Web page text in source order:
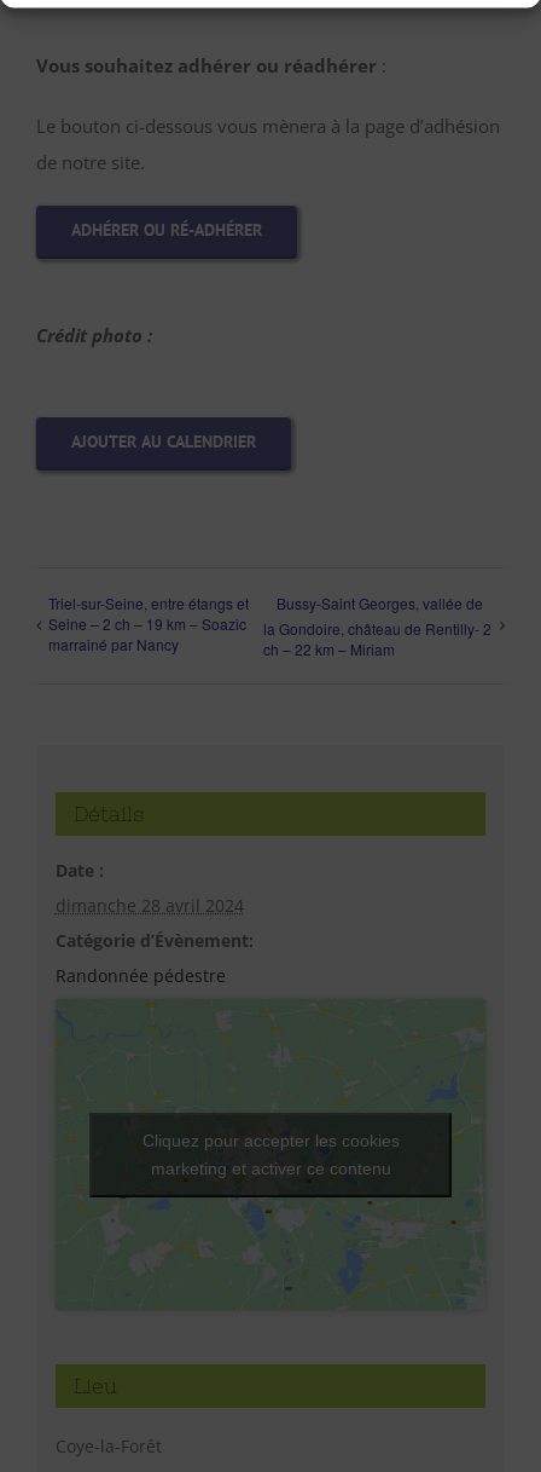
Vous souhaitez adhérer ou réadhérer :
Le bouton ci-dessous vous mènera à la page d’adhésion
de notre site.
ADHÉRER OU RÉ-ADHÉRER
Crédit photo :
AJOUTER AU CALENDRIER
Triel-sur-Seine, entre étangs et
Seine – 2 ch – 19 km – Soazic
marrainé par Nancy
Bussy-Saint Georges, vallée de
la Gondoire, château de Rentilly- 2
ch – 22 km – Miriam
Détails
Date :
dimanche 28 avril 2024
Catégorie d’Évènement:
Randonnée pédestre
Lieu
Coye-la-Forêt
Cliquez pour accepter les cookies
marketing et activer ce contenu